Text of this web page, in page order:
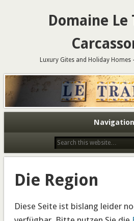
Domaine Le
Luxury Gites and Holiday Homes
Navigation
Die Region
Diese Seite ist bislang leider